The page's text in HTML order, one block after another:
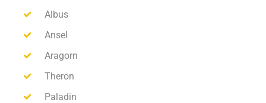
Albus
Ansel
Aragorn
Theron
Paladin